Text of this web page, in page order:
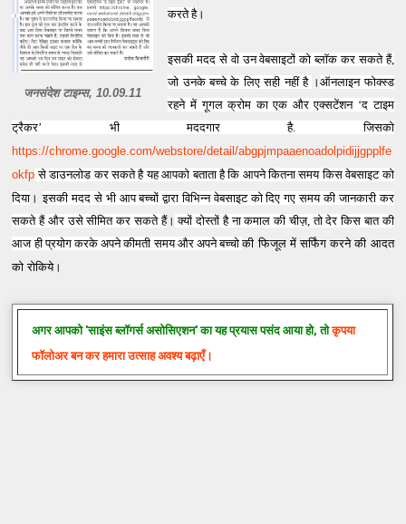
जनसंदेश टाइम्‍स, 10.09.11
करते है।
इसकी मदद से वो उन वेबसाइटों को ब्लॉक कर सकते हैं,
जो उनके बच्चे के लिए सही नहीं है ।ऑनलाइन फोक्स्ड
रहने में गूगल क्रोम का एक और एक्सटेंशन ‘द टाइम
ट्रैकर’ भी मददगार है. जिसको
https://chrome.google.com/webstore/detail/abgpjmpaaenoadolpidijjgpplfe
okfp से डाउनलोड कर सकते हैयह आपको बताता है कि आपने कितना समय किस वेबसाइट को
दिया ।इसकी मदद से भी आप बच्चों द्वारा विभिन्न वेबसाइट को दिए गए समय की जानकारी कर
सकते हैं और उसे सीमित कर सकते हैं। क्यों दोस्तों है ना कमाल की चीज़, तो देर किस बात की
आज ही प्रयोग करके अपने कीमती समय और अपने बच्चोकी फिजूल में सर्फिंग करने की आदत
को रोकिये।
अगर आपको 'साइंस ब्लॉगर्स असोसिएशन'का यह प्रयास पसंद आया हो, तोकृपया
फॉलोअर बन कर हमारा उत्साह अवश्य बढ़ाएँ।